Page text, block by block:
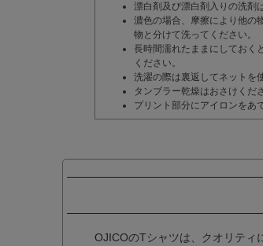
漂白剤及び漂白剤入りの洗剤
濃色の場合、摩擦により他の
物と分けて洗ってください。
長時間濡れたままにしておく
ください。
洗濯の際は裏返してネットを
タンブラー乾燥はおさけくだ
プリント部分にアイロンをあ
OJICOのTシャツは、クオリティ